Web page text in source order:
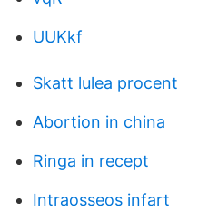
UUKkf
Skatt lulea procent
Abortion in china
Ringa in recept
Intraosseos infart